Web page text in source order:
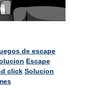
de escape
Escape
click Solucion